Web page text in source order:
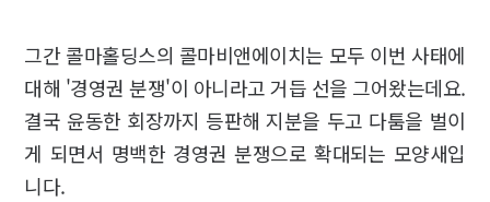
그간 콜마홀딩스의 콜마비앤에이치는 모두 이번 사태에
대해 '경영권 분쟁'이 아니라고 거듭 선을 그어왔는데요.
결국 윤동한 회장까지 등판해 지분을 두고 다툼을 벌이
게 되면서 명백한 경영권 분쟁으로 확대되는 모양새입
니다.